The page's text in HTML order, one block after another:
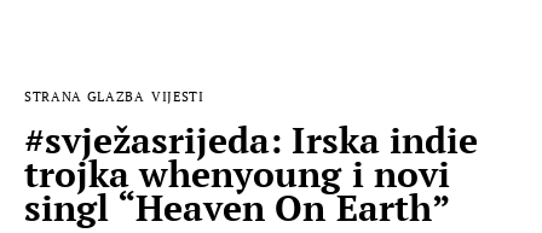
MUSIC BOX
STRANA GLAZBA VIJESTI
#svježasrijeda: Irska indie
trojka whenyoung i novi
singl “Heaven On Earth”